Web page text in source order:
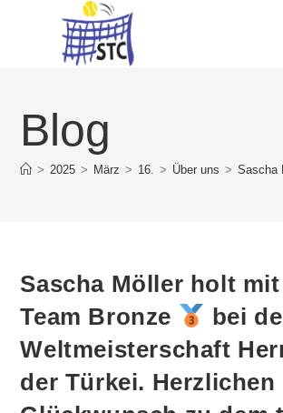
Blog
> 2025 > März > 16. > Über uns > Sascha
Sascha Möller holt
Team Bronze
bei
Weltmeisterschaft
der Türkei. Herzlichen